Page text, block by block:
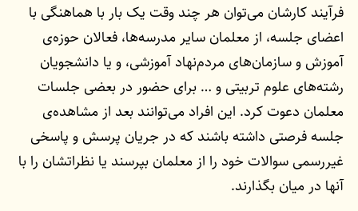
فرآیند کارشان می‌توان هر چند وقت یک بار با هماهنگی با
اعضای جلسه، از معلمان سایر مدرسه‌ها، فعالان حوزه‌ی
آموزش و سازمان‌های مردم‌نهاد آموزشی، و یا دانشجویان
رشته‌های علوم تربیتی و … برای حضور در بعضی جلسات
معلمان دعوت کرد. این افراد می‌توانند بعد از مشاهده‌ی
جلسه فرصتی داشته باشند که در جریان پرسش و پاسخی
غیررسمی سوالات خود را از معلمان بپرسند یا نظراتشان را با
آنها در میان بگذارند.